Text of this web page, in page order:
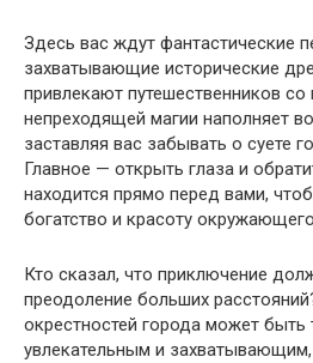
Здесь вас ждут фантастические
захватывающие исторические
привлекают путешественников
непреходящей магии наполняет
заставляя вас забывать о суете
Главное — открыть глаза и
находится прямо перед вами,
богатство и красоту
Кто сказал, что приключение
преодоление больших
окрестностей города может быть
увлекательным и захватывающим,